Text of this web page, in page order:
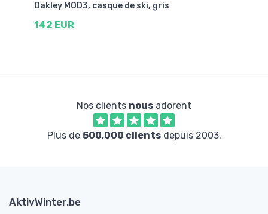
Oakley MOD3, casque de ski, gris
142 EUR
Nos clients nous adorent
Plus de 500,000 clientsdepuis 2003.
AktivWinter.be